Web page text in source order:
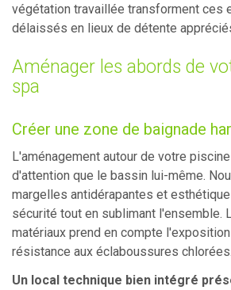
végétation travaillée transforment ces
délaissés en lieux de détente
Aménager les abords de
spa
Créer une zone de baignade
L'aménagement autour de votre
d'attention que le bassin lui-même.
margelles antidérapantes et
sécurité tout en sublimant l'ensemble.
matériaux prend en compte
résistance aux éclaboussures chlorées.
Un local technique bien intégré